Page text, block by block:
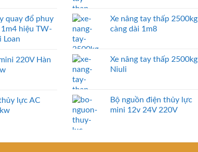
quay đổ phuy
hiệu TW-
Loan
220V Hàn
lực AC
Xe nâng tay thấp 2500kg
càng dài 1m8
Xe nâng tay thấp 2500kg
Niuli
Bộ nguồn điện thủy lực
mini 12v 24V 220V